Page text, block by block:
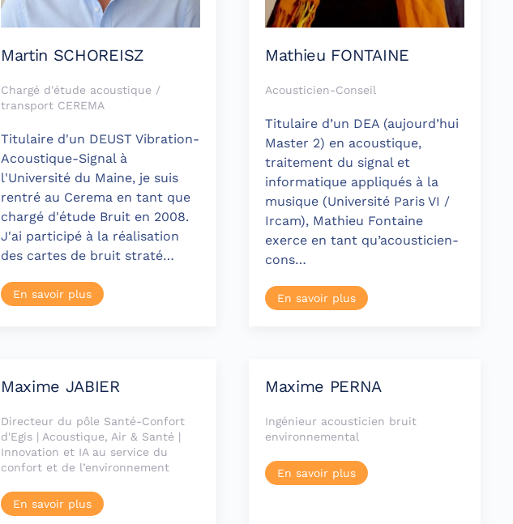
Martin SCHOREISZ
Chargé d'étude acoustique /
transport CEREMA
Titulaire d'un DEUST Vibration-
Acoustique-Signal à
l'Université du Maine, je suis
rentré au Cerema en tant que
chargé d'étude Bruit en 2008.
J'ai participé à la réalisation
des cartes de bruit straté…
En savoir plus
Mathieu FONTAINE
Acousticien-Conseil
Titulaire d’un DEA (aujourd’hui
Master 2) en acoustique,
traitement du signal et
informatique appliqués à la
musique (Université Paris VI /
Ircam), Mathieu Fontaine
exerce en tant qu’acousticien-
cons…
En savoir plus
Maxime JABIER
Directeur du pôle Santé-Confort
d'Egis | Acoustique, Air & Santé |
Innovation et IA au service du
confort et de l’environnement
En savoir plus
Maxime PERNA
Ingénieur acousticien bruit
environnemental
En savoir plus